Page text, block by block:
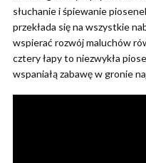
słuchanie i śpiewanie
przekłada się na wszystkie
wspierać rozwój maluchów
cztery łapy to niezwykła
wspaniałą zabawę w gronie